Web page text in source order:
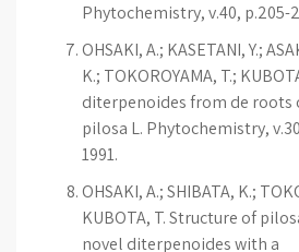
Phytochemistry, v.40, p.205-
OHSAKI, A.; KASETANI, Y.;
K.; TOKOROYAMA, T.;
diterpenoides from de roots
pilosa L. Phytochemistry,
1991.
OHSAKI, A.; SHIBATA, K.;
KUBOTA, T. Structure of
novel diterpenoides with a